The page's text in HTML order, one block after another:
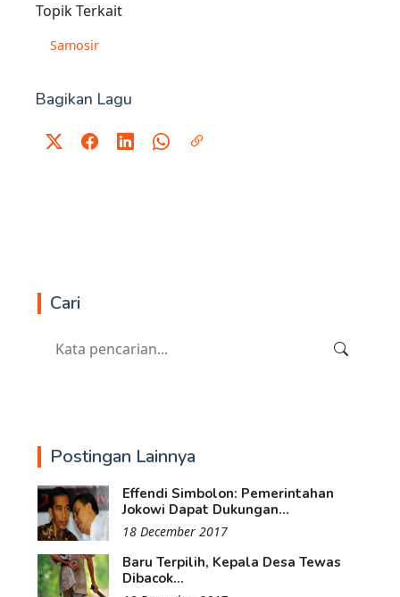
Topik Terkait
Samosir
Bagikan Lagu
Cari
Postingan Lainnya
Effendi Simbolon: Pemerintahan
Jokowi Dapat Dukungan...
18 December 2017
Baru Terpilih, Kepala Desa Tewas
Dibacok...